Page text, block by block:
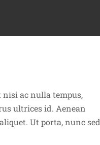
ac nulla tempus,
ultrices id. Aenean
Ut porta, nunc sed